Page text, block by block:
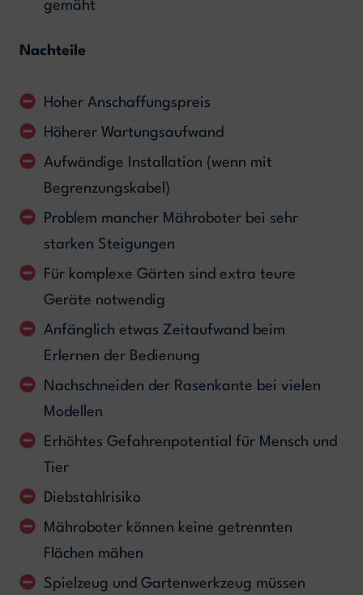
gemäht
Nachteile
Hoher Anschaffungspreis
Höherer Wartungsaufwand
Aufwändige Installation (wenn mit
Begrenzungskabel)
Problem mancher Mähroboter bei sehr
starken Steigungen
Für komplexe Gärten sind extra teure
Geräte notwendig
Anfänglich etwas Zeitaufwand beim
Erlernen der Bedienung
Nachschneiden der Rasenkante bei vielen
Modellen
Erhöhtes Gefahrenpotential für Mensch und
Tier
Diebstahlrisiko
Mähroboter können keine getrennten
Flächen mähen
Spielzeug und Gartenwerkzeug müssen